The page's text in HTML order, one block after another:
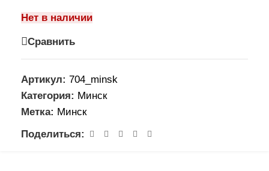
Нет в наличии
Сравнить
Артикул: 704_minsk
Категория: Минск
Метка: Минск
Поделиться: